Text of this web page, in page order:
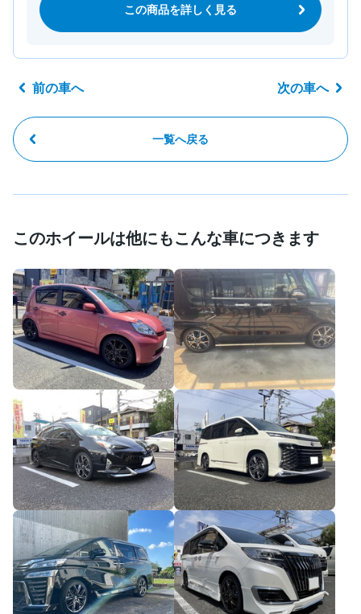
この商品を詳しく見る
前の車へ
一覧へ戻る
次の車へ
このホイールは他にもこんな車につきます